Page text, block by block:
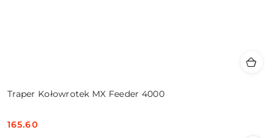
Traper Kołowrotek MX Feeder 4000
Cena:
165.60